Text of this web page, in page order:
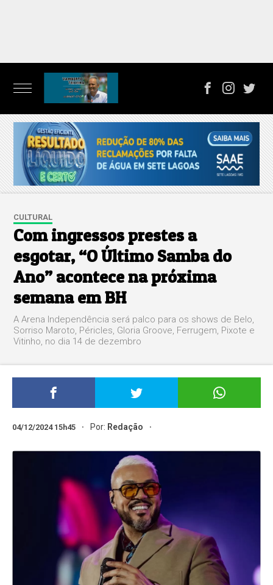
CULTURAL
Com ingressos prestes a
esgotar, “O Último Samba do
Ano” acontece na próxima
semana em BH
A Arena Independência será palco para os shows de Belo,
Sorriso Maroto, Péricles, Gloria Groove, Ferrugem, Pixote e
Vitinho, no dia 14 de dezembro
04/12/2024 15h45 Por: Redação